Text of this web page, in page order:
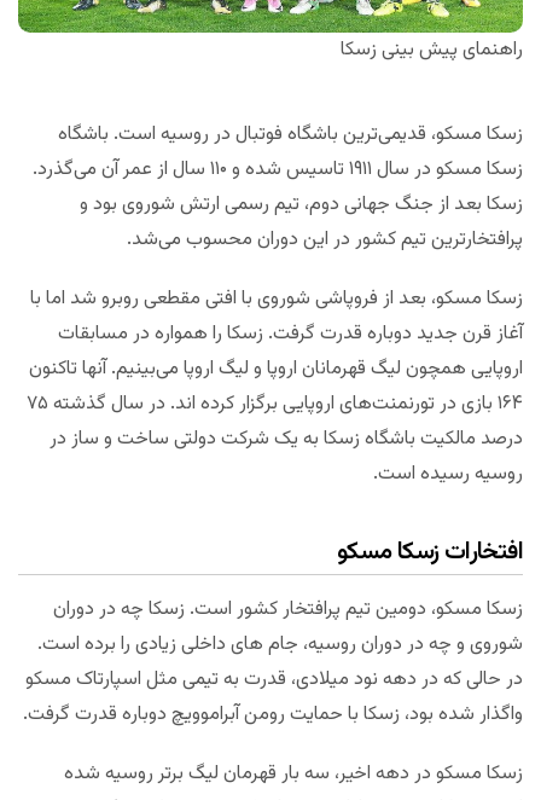
راهنمای پیش بینی زسکا
زسکا مسکو، قدیمی‌ترین باشگاه فوتبال در روسیه است. باشگاه
زسکا مسکو در سال ۱۹۱۱ تاسیس شده و ۱۱۰ سال از عمر آن می‌گذرد.
زسکا بعد از جنگ جهانی دوم، تیم رسمی ارتش شوروی بود و
پرافتخارترین تیم کشور در این دوران محسوب می‌شد.
زسکا مسکو، بعد از فروپاشی شوروی با افتی مقطعی روبرو شد اما با
آغاز قرن جدید دوباره قدرت گرفت. زسکا را همواره در مسابقات
اروپایی همچون لیگ قهرمانان اروپا و لیگ اروپا می‌بینیم. آنها تاکنون
۱۶۴ بازی در تورنمنت‌های اروپایی برگزار کرده اند. در سال گذشته ۷۵
درصد مالکیت باشگاه زسکا به یک شرکت دولتی ساخت و ساز در
روسیه رسیده است.
افتخارات زسکا مسکو
زسکا مسکو، دومین تیم پرافتخار کشور است. زسکا چه در دوران
شوروی و چه در دوران روسیه، جام های داخلی زیادی را برده است.
در حالی که در دهه نود میلادی، قدرت به تیمی مثل اسپارتاک مسکو
واگذار شده بود، زسکا با حمایت رومن آبراموویچ دوباره قدرت گرفت.
زسکا مسکو در دهه اخیر، سه بار قهرمان لیگ برتر روسیه شده